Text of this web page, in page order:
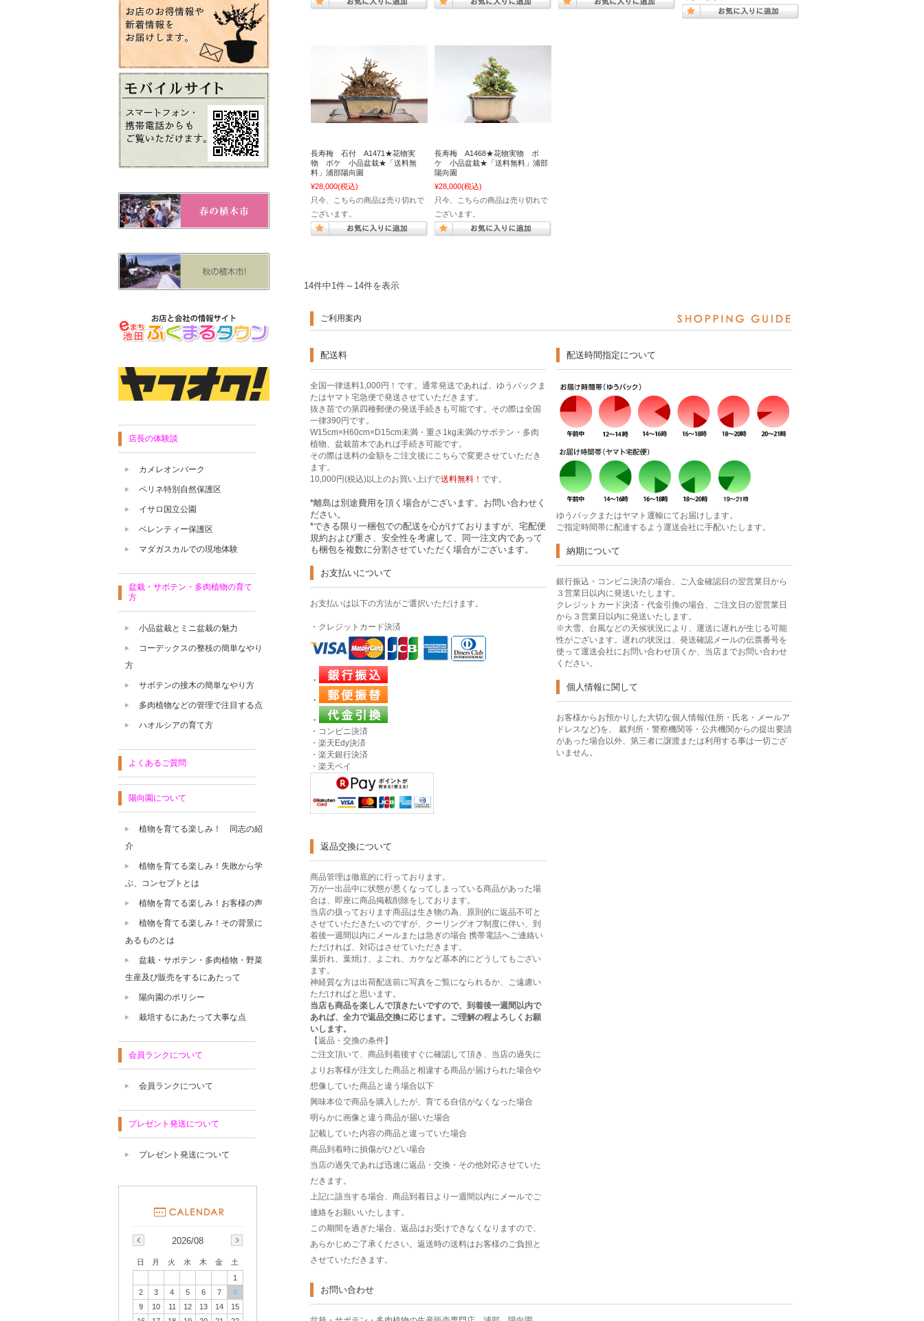
長寿梅 石付 A1471★花物実
物 ボケ 小品盆栽★「送料無
料」浦部陽向園
¥28,000(税込)
只今、こちらの商品は売り切れで
ございます。
長寿梅 A1468★花物実物 ボ
ケ 小品盆栽★「送料無料」浦部
陽向園
¥28,000(税込)
只今、こちらの商品は売り切れで
ございます。
14件中1件～14件を表示
ご利用案内
配送料
全国一律送料1,000円！です。通常発送であれば、ゆうパックま
たはヤマト宅急便で発送させていただきます。
抜き苗での第四種郵便の発送手続きも可能です。その際は全国
一律390円です。
W15cm×H60cm×D15cm未満・重さ1kg未満のサボテン・多肉
植物、盆栽苗木であれば手続き可能です。
その際は送料の金額をご注文後にこちらで変更させていただき
ます。
10,000円(税込)以上のお買い上げで送料無料！ です。
*離島は別途費用を頂く場合がございます。お問い合わせく
ださい。
*できる限り一梱包での配送を心がけておりますが、宅配便
規約および重さ、安全性を考慮して、同一注文内であって
も梱包を複数に分割させていただく場合がございます。
お支払いについて
お支払いは以下の方法がご選択いただけます。
・クレジットカード決済
・
・
・
・コンビニ決済
・楽天Edy決済
・楽天銀行決済
・楽天ペイ
返品交換について
商品管理は徹底的に行っております。
万が一出品中に状態が悪くなってしまっている商品があった場
合は、即座に商品掲載削除をしております。
当店の扱っております商品は生き物の為、原則的に返品不可と
させていただきたいのですが、クーリングオフ制度に伴い、到
着後一週間以内にメールまたは急ぎの場合 携帯電話へご連絡い
ただければ、対応はさせていただきます。
葉折れ、葉焼け、よごれ、カケなど基本的にどうしてもござい
ます。
神経質な方は出荷配送前に写真をご覧になられるか、ご遠慮い
ただければと思います。
当店も商品を楽しんで頂きたいですので、到着後一週間以内で
あれば、全力で返品交換に応じます。ご理解の程よろしくお願
いします。
【返品・交換の条件】
ご注文頂いて、商品到着後すぐに確認して頂き、当店の過失に
よりお客様が注文した商品と相違する商品が届けられた場合や
想像していた商品と違う場合以下
興味本位で商品を購入したが、育てる自信がなくなった場合
明らかに画像と違う商品が届いた場合
記載していた内容の商品と違っていた場合
商品到着時に損傷がひどい場合
当店の過失であれば迅速に返品・交換・その他対応させていた
だきます。
上記に該当する場合、商品到着日より一週間以内にメールでご
連絡をお願いいたします。
この期間を過ぎた場合、返品はお受けできなくなりますので、
あらかじめご了承ください。返送時の送料はお客様のご負担と
させていただきます。
配送時間指定について
ゆうパックまたはヤマト運輸にてお届けします。
ご指定時間帯に配達するよう運送会社に手配いたします。
納期について
銀行振込・コンビニ決済の場合、ご入金確認日の翌営業日から
３営業日以内に発送いたします。
クレジットカード決済・代金引換の場合、ご注文日の翌営業日
から３営業日以内に発送いたします。
※大雪、台風などの天候状況により、運送に遅れが生じる可能
性がございます。遅れの状況は、発送確認メールの伝票番号を
使って運送会社にお問い合わせ頂くか、当店までお問い合わせ
ください。
個人情報に関して
お客様からお預かりした大切な個人情報(住所・氏名・メールア
ドレスなど)を、 裁判所・警察機関等・公共機関からの提出要請
があった場合以外、第三者に譲渡または利用する事は一切ござ
いません。
お問い合わせ
店長の体験談
カメレオンパーク
ペリネ特別自然保護区
イサロ国立公園
ベレンティー保護区
マダガスカルでの現地体験
盆栽・サボテン・多肉植物の育て
方
小品盆栽とミニ盆栽の魅力
コーデックスの整枝の簡単なやり
方
サボテンの接木の簡単なやり方
多肉植物などの管理で注目する点
ハオルシアの育て方
よくあるご質問
陽向園について
植物を育てる楽しみ！ 同志の紹
介
植物を育てる楽しみ！失敗から学
ぶ、コンセプトとは
植物を育てる楽しみ！お客様の声
植物を育てる楽しみ！その背景に
あるものとは
盆栽・サボテン・多肉植物・野菜
生産及び販売をするにあたって
陽向園のポリシー
栽培するにあたって大事な点
会員ランクについて
会員ランクについて
プレゼント発送について
プレゼント発送について
2026/08
日 月 火 水 木 金
土
1
2
3 4 5 6 7
8
9
10 11 12 13 14
15